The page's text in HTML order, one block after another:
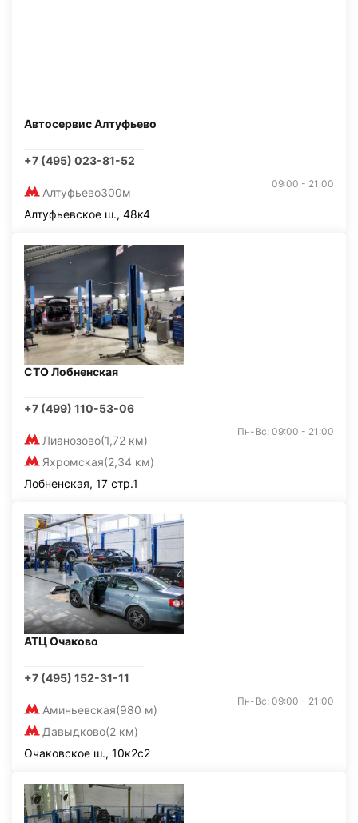
Автосервис Алтуфьево
+7 (495) 023-81-52
Алтуфьево300м
09:00 - 21:00
Алтуфьевское ш., 48к4
СТО Лобненская
+7 (499) 110-53-06
Лианозово(1,72 км)
Яхромская(2,34 км)
Пн-Вс: 09:00 - 21:00
Лобненская, 17 стр.1
АТЦ Очаково
+7 (495) 152-31-11
Аминьевская(980 м)
Давыдково(2 км)
Пн-Вс: 09:00 - 21:00
Очаковское ш., 10к2с2